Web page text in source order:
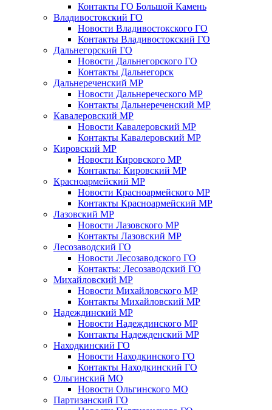
Контакты ГО Большой Камень
Владивостокский ГО
Новости Владивостокского ГО
Контакты Владивостокский ГО
Дальнегорский ГО
Новости Дальнегорского ГО
Контакты Дальнегорск
Дальнереченский МР
Новости Дальнереческого МР
Контакты Дальнереченский МР
Кавалеровский МР
Новости Кавалеровский МР
Контакты Кавалеровский МР
Кировский МР
Новости Кировского МР
Контакты: Кировский МР
Красноармейский МР
Новости Красноармейского МР
Контакты Красноармейский МР
Лазовский МР
Новости Лазовского МР
Контакты Лазовский МР
Лесозаводский ГО
Новости Лесозаводского ГО
Контакты: Лесозаводский ГО
Михайловский МР
Новости Михайловского МР
Контакты Михайловский МР
Надеждинский МР
Новости Надеждинского МР
Контакты Надежденский МР
Находкинский ГО
Новости Находкинского ГО
Контакты Находкинский ГО
Ольгинский МО
Новости Ольгинского МО
Партизанский ГО